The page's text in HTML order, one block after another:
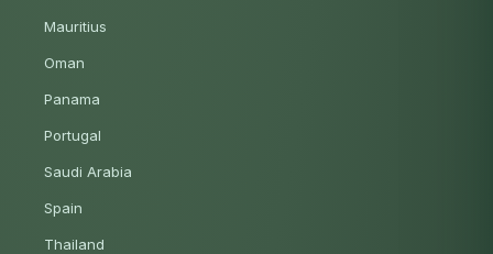
Mauritius
Oman
Panama
Portugal
Saudi Arabia
Spain
Thailand